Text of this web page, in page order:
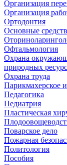
Организация
Организация
Ортодонтия
Основные
Офтальмология
Охрана
природных
Охрана труда
Парикмахерское
Педагогика
Педиатрия
Пластическая
Поварское дело
Пожарная
Политология
Пособия